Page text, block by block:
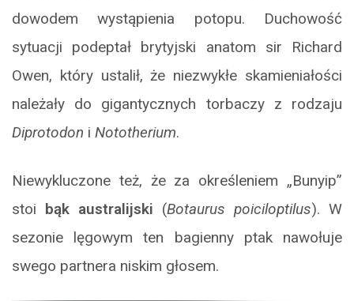
dowodem wystąpienia potopu. Duchowość
sytuacji podeptał brytyjski anatom sir Richard
Owen, który ustalił, że niezwykłe skamieniałości
należały do gigantycznych torbaczy z rodzaju
Diprotodon i Nototherium.
Niewykluczone też, że za określeniem „Bunyip”
stoi bąk australijski (Botaurus poiciloptilus). W
sezonie lęgowym ten bagienny ptak nawołuje
swego partnera niskim głosem.